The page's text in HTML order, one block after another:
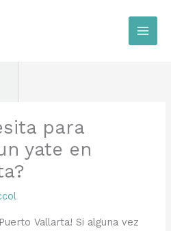
para
yate en
Vallarta! Si alguna vez